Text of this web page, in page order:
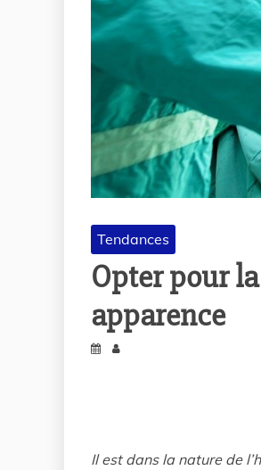
Tendances
Opter pour
apparence
Il est dans la nature de